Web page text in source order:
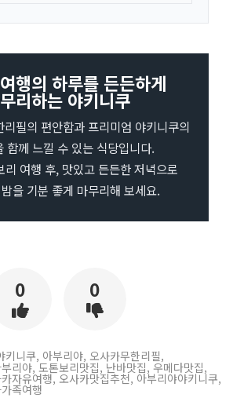
행의 하루를 든든하게
리하는 야키니쿠
리필의 편안함과 프리미엄 야키니쿠의
함께 느낄 수 있는 식당입니다.
리 여행 후, 맛있고 든든한 저녁으로
을 기분 좋게 마무리해 보세요.
0 0
키니쿠, 아부리야, 오사카무한리필,
리야,도톤보리맛집, 난바맛집, 우메다맛집,
자유여행,오사카맛집추천,아부리야야키니쿠,
족여행